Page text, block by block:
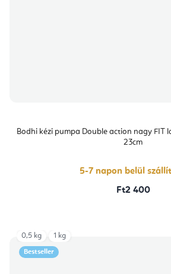
Bodhi kézi pumpa Double action nagy FIT
23cm
5-7 napon belül
Ft2 400
Bestseller
0,5 kg 1 kg